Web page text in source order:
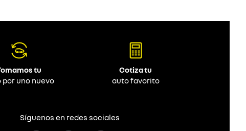
tu
por uno nuevo
Cotiza tu
auto favorito
Síguenos en redes sociales